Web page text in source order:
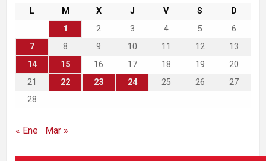
L M X J V S
D
1
2 3 4 5
6
7
8 9 10 11 12
13
14
15 16 17 18 19
20
21
22 23 24 25 26
27
28
« Ene Mar »